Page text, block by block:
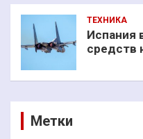
ТЕХНИКА
Испания
средств
Метки